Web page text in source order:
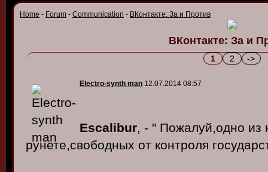
Home - Forum - Communication - ВКонтакте: За и Против
ВКонтакте: За и
1 2 ->
Electro-synth man 12.07.2014 08:57
Escalibur, - " Пожалуй,одно из
рунете,свободных от контроля